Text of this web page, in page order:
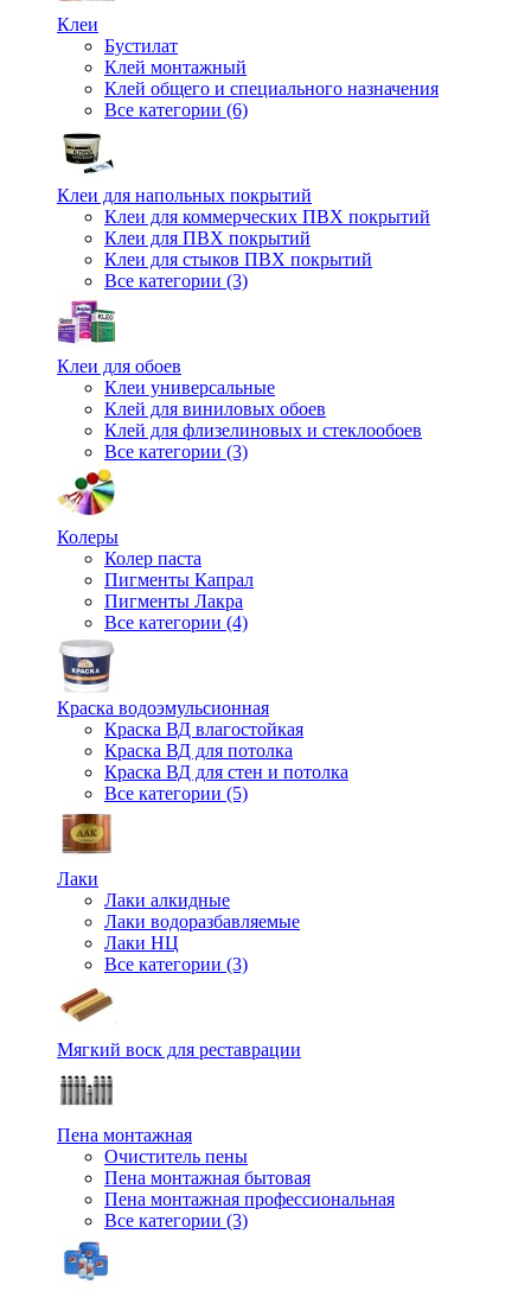
Клеи
Бустилат
Клей монтажный
Клей общего и специального назначения
Все категории (6)
Клеи для напольных покрытий
Клеи для коммерческих ПВХ покрытий
Клеи для ПВХ покрытий
Клеи для стыков ПВХ покрытий
Все категории (3)
Клеи для обоев
Клеи универсальные
Клей для виниловых обоев
Клей для флизелиновых и стеклообоев
Все категории (3)
Колеры
Колер паста
Пигменты Капрал
Пигменты Лакра
Все категории (4)
Краска водоэмульсионная
Краска ВД влагостойкая
Краска ВД для потолка
Краска ВД для стен и потолка
Все категории (5)
Лаки
Лаки алкидные
Лаки водоразбавляемые
Лаки НЦ
Все категории (3)
Мягкий воск для реставрации
Пена монтажная
Очиститель пены
Пена монтажная бытовая
Пена монтажная профессиональная
Все категории (3)